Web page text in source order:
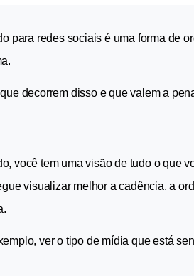
para redes sociais é uma forma de
decorrem disso e que valem a
você tem uma visão de tudo o que
visualizar melhor a cadência, a
ver o tipo de mídia que está